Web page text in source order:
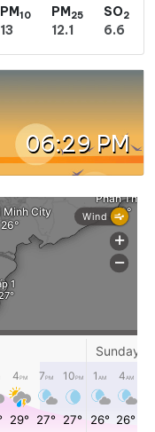
PM10
13
PM25
12.1
SO2
6.6
06:29 PM